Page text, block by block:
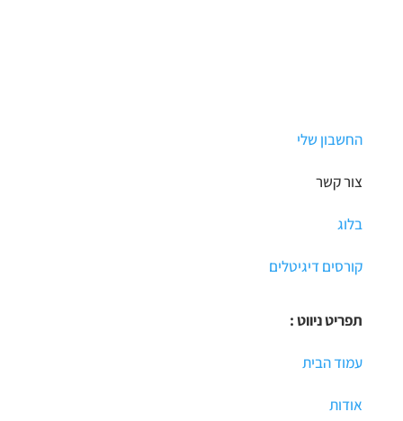
החשבון שלי
צור קשר
בלוג
קורסים דיגיטלים
תפריט ניווט :
עמוד הבית
אודות